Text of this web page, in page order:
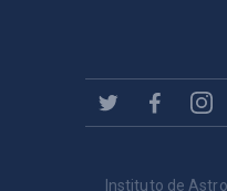
Instituto de